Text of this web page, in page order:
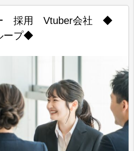
ー 採用 Vtuber会社 ◆
ープ◆